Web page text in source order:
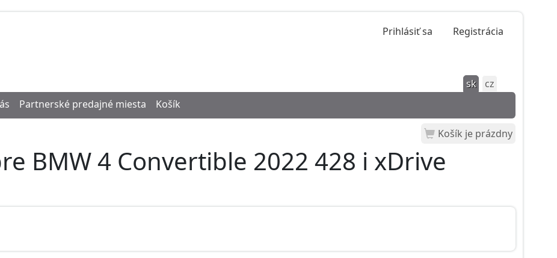
Prihlásiť sa Registrácia
sk
cz
Partnerské predajné miesta Košík
Košík je prázdny
BMW 4 Convertible 2022 428 i xDrive